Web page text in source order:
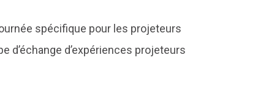
spécifique pour les projeteurs
d’échange d’expériences projeteurs